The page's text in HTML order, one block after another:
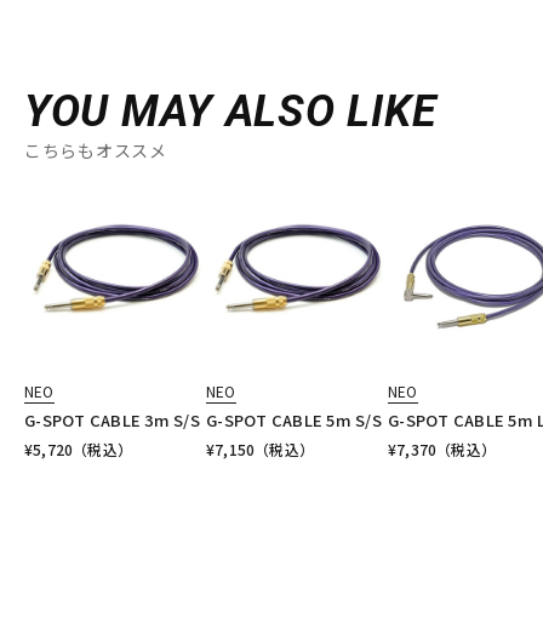
YOU MAY ALSO LIKE
こちらもオススメ
NEO
G-SPOT CABLE 3m S/S
¥5,720 （税込）
NEO
G-SPOT CABLE 5m S/S
¥7,150 （税込）
NEO
G-SPOT CABLE 5m
¥7,370 （税込）